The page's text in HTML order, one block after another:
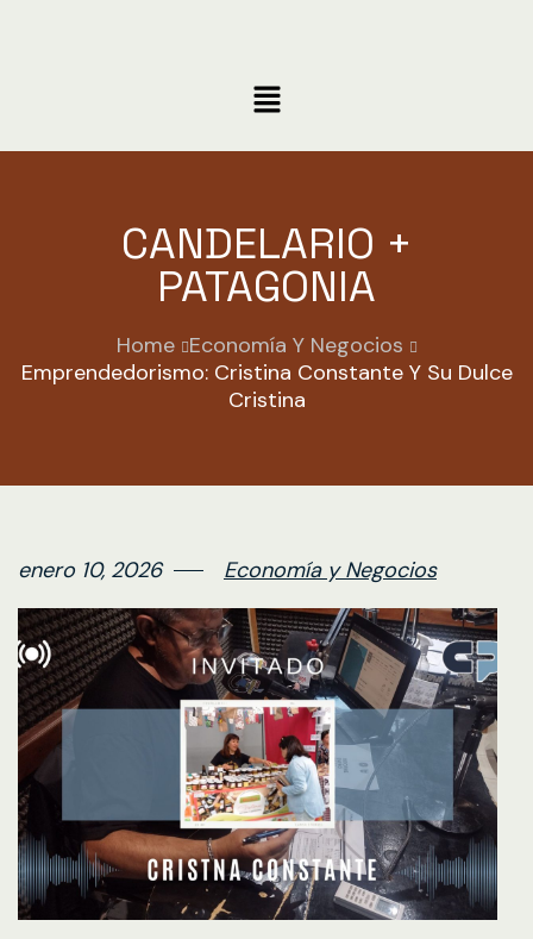
CANDELARIO +
PATAGONIA
Home Economía Y Negocios
Emprendedorismo: Cristina Constante Y Su Dulce
Cristina
enero 10, 2026 Economía y Negocios